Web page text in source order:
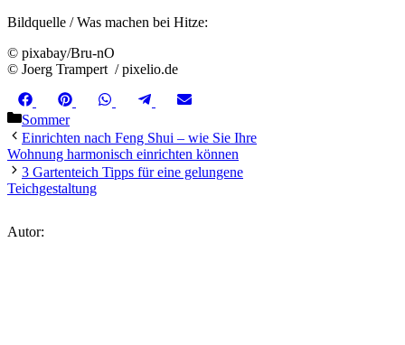
Bildquelle / Was machen bei Hitze:
© pixabay/Bru-nO
© Joerg Trampert / pixelio.de
Share
on
FacebookShare
Pinterest Share
WhatsAppShare
TelegramShare
Kategorien
Sommer
Einrichten nach Feng Shui – wie Sie Ihre
Wohnung harmonisch einrichten können
3 Gartenteich Tipps für eine gelungene
Teichgestaltung
Autor: